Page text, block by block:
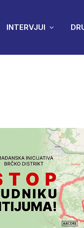
INTERVJUI